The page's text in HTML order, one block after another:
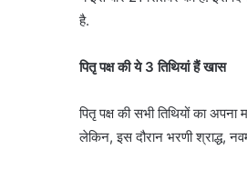
है.
पितृ पक्ष की ये 3 तिथियां हैं खास
पितृ पक्ष की सभी तिथियों का
लेकिन, इस दौरान भरणी श्राद्ध,